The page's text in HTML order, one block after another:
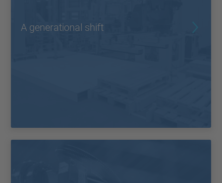
A generational shift